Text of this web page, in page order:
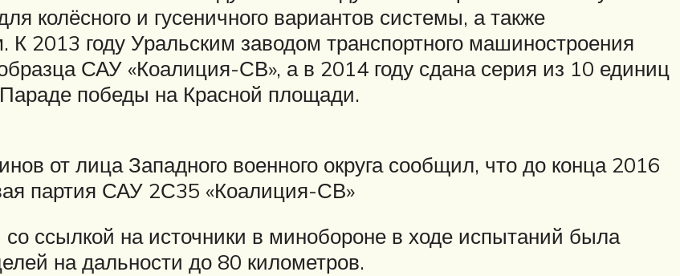
колёсного и гусеничного вариантов системы, а также
2013 году Уральским заводом транспортного машиностроения
САУ «Коалиция-СВ», а в 2014 году сдана серия из 10 единиц
победы на Красной площади.
от лица Западного военного округа сообщил, что до конца 2016
партия САУ 2С35 «Коалиция-СВ»
ссылкой на источники в минобороне в ходе испытаний была
на дальности до 80 километров.